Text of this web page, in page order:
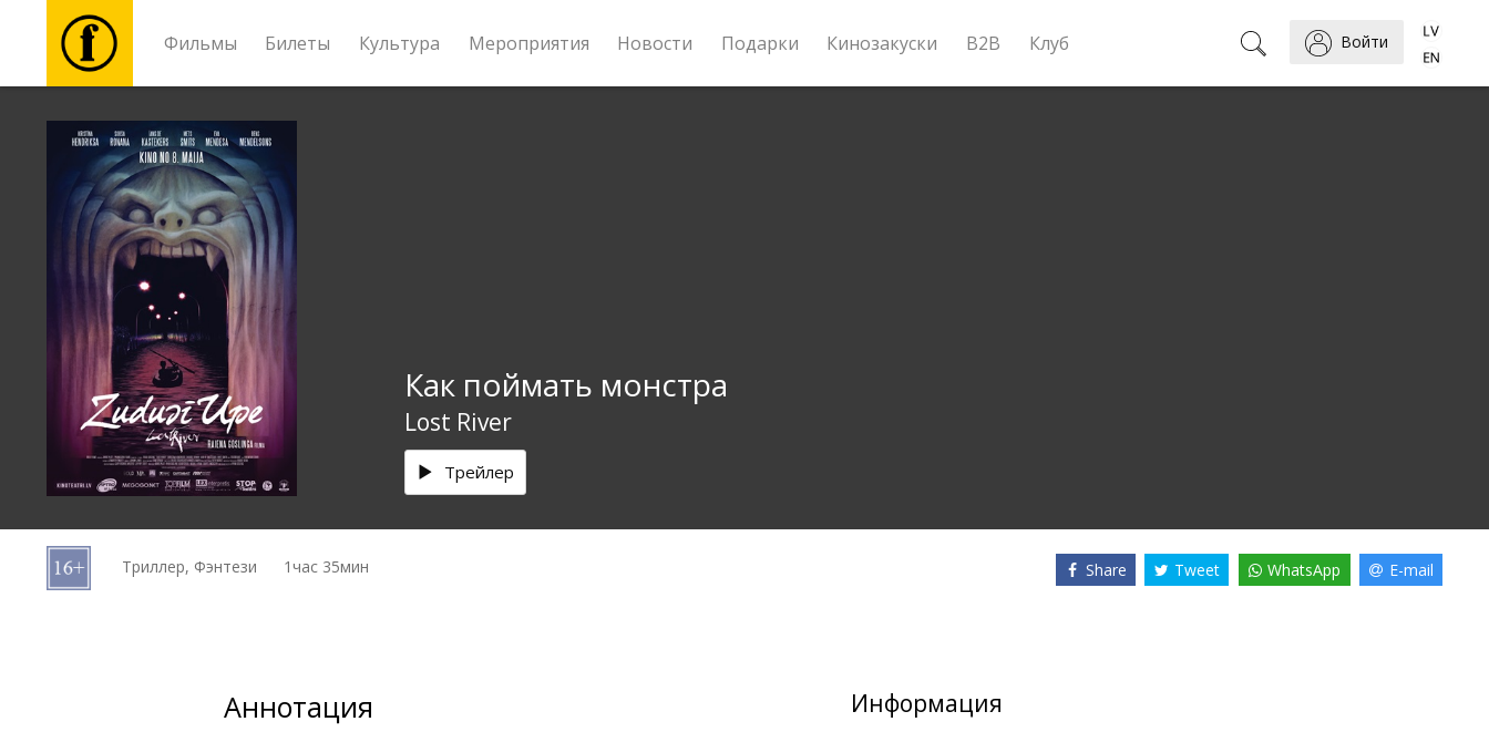
Фильмы Билеты Культура Мероприятия Новости Подарки Кинозакуски B2B Клуб Войти
Фильмы
Билеты
Культура
Мероприятия
Новости
Подарки
B2B
Как поймать монстра
Lost River
Трейлер
Триллер, Фэнтези 1час 35мин Share Tweet WhatsApp E-mail
Аннотация Информация